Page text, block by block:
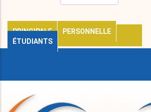
PRINCIPALE
PERSONNELLE
ÉTUDIANTS